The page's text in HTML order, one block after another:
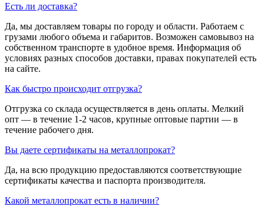
Есть ли доставка?
Да, мы доставляем товары по городу и области. Работаем с
грузами любого объема и габаритов. Возможен самовывоз на
собственном транспорте в удобное время. Информация об
условиях разных способов доставки, правах покупателей есть
на сайте.
Как быстро происходит отгрузка?
Отгрузка со склада осуществляется в день оплаты. Мелкий
опт — в течение 1-2 часов, крупные оптовые партии — в
течение рабочего дня.
Вы даете сертификаты на металлопрокат?
Да, на всю продукцию предоставляются соответствующие
сертификаты качества и паспорта производителя.
Какой металлопрокат есть в наличии?